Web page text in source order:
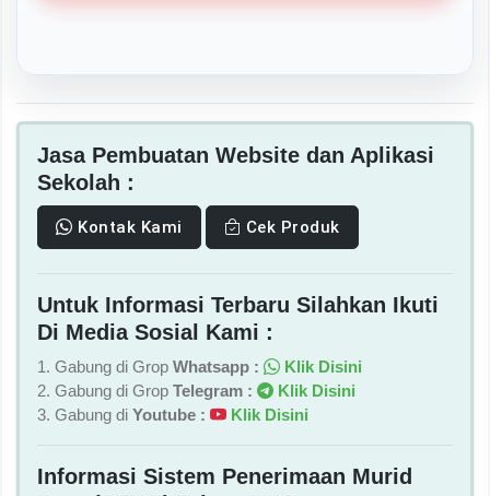
Jasa Pembuatan Website dan Aplikasi
Sekolah :
Kontak Kami Cek Produk
Untuk Informasi Terbaru Silahkan Ikuti
Di Media Sosial Kami :
1. Gabung di Grop Whatsapp :
Klik Disini
2. Gabung di Grop Telegram :
Klik Disini
3. Gabung di Youtube : Klik Disini
Informasi Sistem Penerimaan Murid